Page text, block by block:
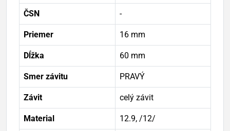
ČSN -
Priemer 16 mm
Dĺžka 60 mm
Smer závitu PRAVÝ
Závit celý závit
Material 12.9, /12/